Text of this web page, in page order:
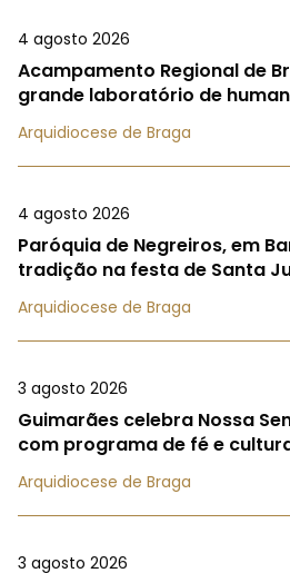
4 agosto 2026
Acampamento Regional de
grande laboratório de
Arquidiocese de Braga
4 agosto 2026
Paróquia de Negreiros, em
tradição na festa de Santa
Arquidiocese de Braga
3 agosto 2026
Guimarães celebra Nossa
com programa de fé e
Arquidiocese de Braga
3 agosto 2026